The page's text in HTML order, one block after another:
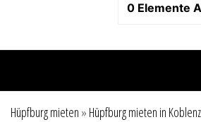
0 Elemente
Hüpfburg mieten » Hüpfburg mieten in Koblenz